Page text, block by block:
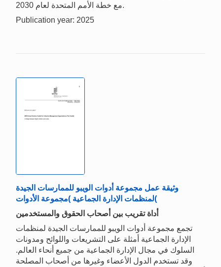
مع خطة الأمم المتحدة لعام 2030.
Publication year: 2025
وثيقة عمل مجموعة أدوات الويبو للممارسات الجيدة
لمنظمات الإدارة الجماعية )مجموعة الأدوات(
أداة تقريب بين أصحاب الحقوق والمستخدمين
تجمع مجموعة أدوات الويبو للممارسات الجيدة لمنظمات
الإدارة الجماعية أمثلة على التشريعات واللوائح ومدونات
السلوك في مجال الإدارة الجماعية من جميع أنحاء العالم.
وقد تستخدم الدول الأعضاء وغيرها من أصحاب المصلحة